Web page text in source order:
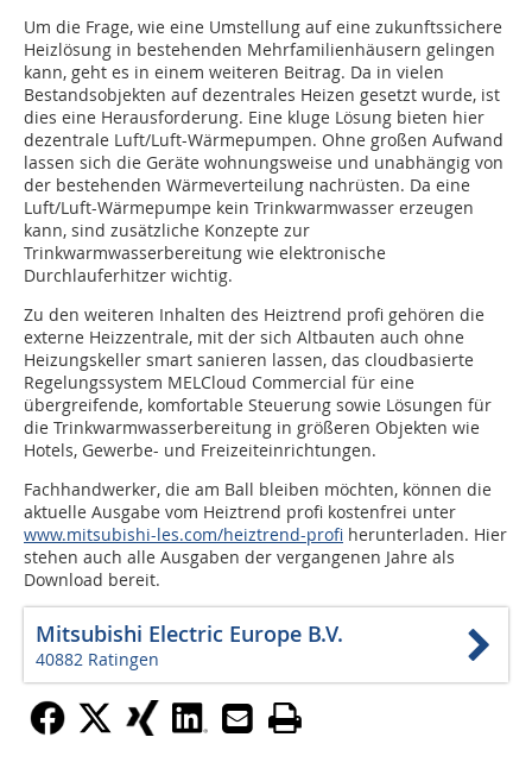
Um die Frage, wie eine Umstellung auf eine zukunftssichere
Heizlösung in bestehenden Mehrfamilienhäusern gelingen
kann, geht es in einem weiteren Beitrag. Da in vielen
Bestandsobjekten auf dezentrales Heizen gesetzt wurde, ist
dies eine Herausforderung. Eine kluge Lösung bieten hier
dezentrale Luft/Luft-Wärmepumpen. Ohne großen Aufwand
lassen sich die Geräte wohnungsweise und unabhängig von
der bestehenden Wärmeverteilung nachrüsten. Da eine
Luft/Luft-Wärmepumpe kein Trinkwarmwasser erzeugen
kann, sind zusätzliche Konzepte zur
Trinkwarmwasserbereitung wie elektronische
Durchlauferhitzer wichtig.
Zu den weiteren Inhalten des Heiztrend profi gehören die
externe Heizzentrale, mit der sich Altbauten auch ohne
Heizungskeller smart sanieren lassen, das cloudbasierte
Regelungssystem MELCloud Commercial für eine
übergreifende, komfortable Steuerung sowie Lösungen für
die Trinkwarmwasserbereitung in größeren Objekten wie
Hotels, Gewerbe- und Freizeiteinrichtungen.
Fachhandwerker, die am Ball bleiben möchten, können die
aktuelle Ausgabe vom Heiztrend profi kostenfrei unter
www.mitsubishi-les.com/heiztrend-profi herunterladen. Hier
stehen auch alle Ausgaben der vergangenen Jahre als
Download bereit.
Mitsubishi Electric Europe B.V.
40882 Ratingen